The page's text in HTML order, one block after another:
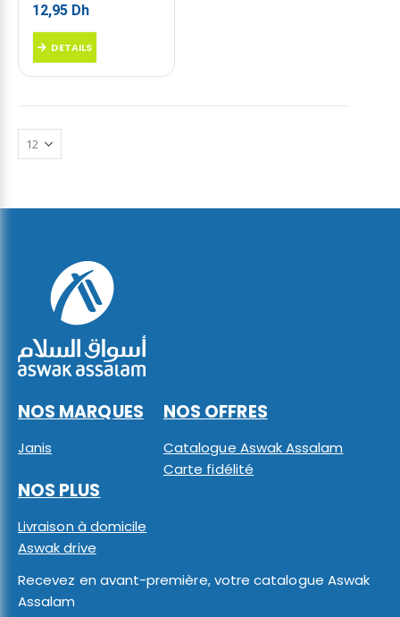
12,95 Dh
DETAILS
NOS MARQUES
Janis
NOS OFFRES
Catalogue Aswak Assalam
Carte fidélité
NOS PLUS
Livraison à domicile
Aswak drive
Recevez en avant-première, votre catalogue Aswak
Assalam